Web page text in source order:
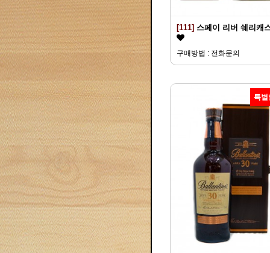
[111] 스페이 리버 쉐리캐
구매방법 : 전화문의
특별